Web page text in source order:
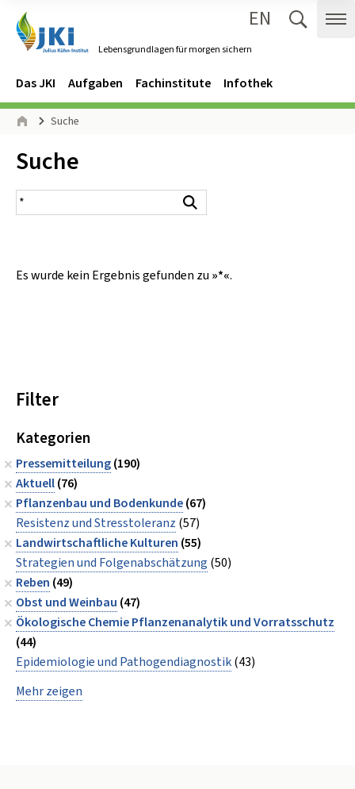
Lebensgrundlagen für morgen sichern
EN
Navigation
Hauptmenü
Das JKI Aufgaben Fachinstitute Infothek
Seitenpfad
Suche
Inhalt:
Suche
Suchergebnis
Es wurde kein Ergebnis gefunden zu »*«.
Filter
Kategorien
Pressemitteilung(190)
Aktuell(76)
Pflanzenbau und Bodenkunde(67)
Resistenz und Stresstoleranz (57)
Landwirtschaftliche Kulturen (55)
Strategien und Folgenabschätzung (50)
Reben (49)
Obst und Weinbau (47)
Ökologische Chemie Pflanzenanalytik und Vorratsschutz
(44)
Epidemiologie und Pathogendiagnostik(43)
Mehr zeigen